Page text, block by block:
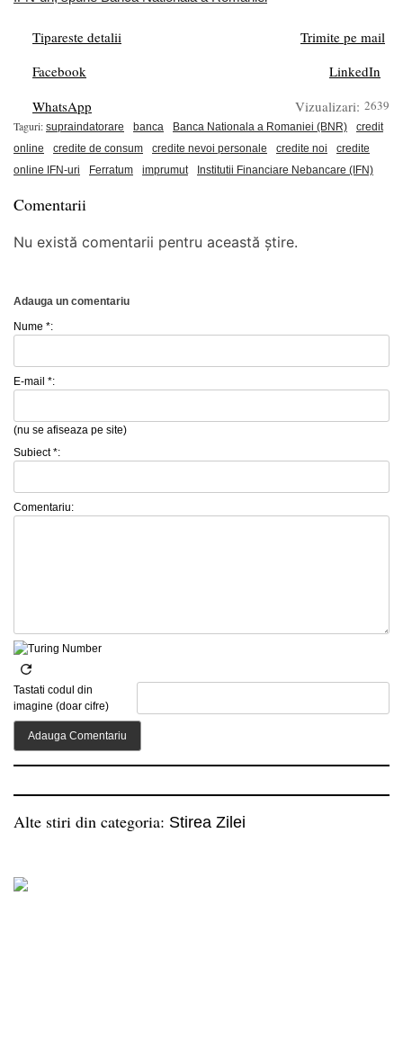
Tipareste detalii
Trimite pe mail
Facebook
LinkedIn
WhatsApp
Vizualizari: 2639
Taguri: supraindatorare banca Banca Nationala a Romaniei (BNR)
credit
online
credite de consum credite nevoi personale credite noi
credite
online IFN-uri
Ferratum imprumut Institutii Financiare Nebancare (IFN)
Comentarii
Nu există comentarii pentru această știre.
Adauga un comentariu
Nume *:
E-mail *:
(nu se afiseaza pe site)
Subiect *:
Comentariu:
Tastati codul din
imagine (doar cifre)
Alte stiri din categoria: Stirea Zilei